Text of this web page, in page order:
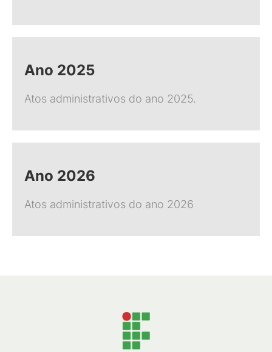
Ano 2025
Atos administrativos do ano 2025.
Ano 2026
Atos administrativos do ano 2026